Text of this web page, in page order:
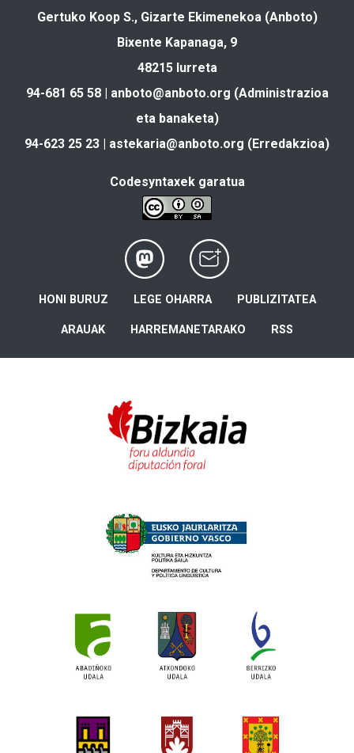
Gertuko Koop S., Gizarte Ekimenekoa (Anboto)
Bixente Kapanaga, 9
48215 Iurreta
94-681 65 58 | anboto@anboto.org (Administrazioa
eta banaketa)
94-623 25 23 | astekaria@anboto.org (Erredakzioa)
Codesyntaxek garatua
HONI BURUZ LEGE OHARRA PUBLIZITATEA
ARAUAK HARREMANETARAKO RSS